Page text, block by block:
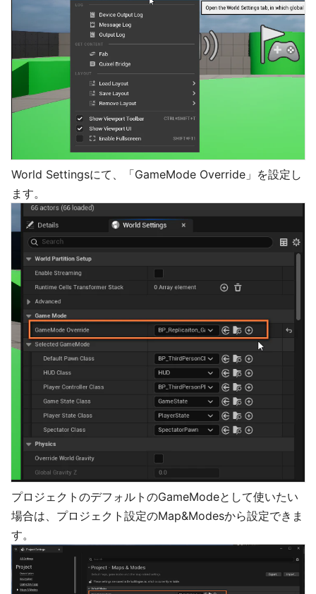
World Settingsにて、「GameMode Override」を設定し
ます。
プロジェクトのデフォルトのGameModeとして使いたい
場合は、プロジェクト設定のMap&Modesから設定できま
す。